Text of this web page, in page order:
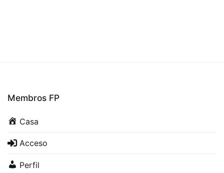
Membros FP
Casa
Acceso
Perfil